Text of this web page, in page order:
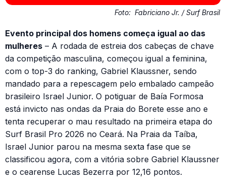
Foto: Fabriciano Jr. / Surf Brasil
Evento principal dos homens começa igual ao das
mulheres – A rodada de estreia dos cabeças de chave
da competição masculina, começou igual a feminina,
com o top-3 do ranking, Gabriel Klaussner, sendo
mandado para a repescagem pelo embalado campeão
brasileiro Israel Junior. O potiguar de Baía Formosa
está invicto nas ondas da Praia do Borete esse ano e
tenta recuperar o mau resultado na primeira etapa do
Surf Brasil Pro 2026 no Ceará. Na Praia da Taíba,
Israel Junior parou na mesma sexta fase que se
classificou agora, com a vitória sobre Gabriel Klaussner
e o cearense Lucas Bezerra por 12,16 pontos.